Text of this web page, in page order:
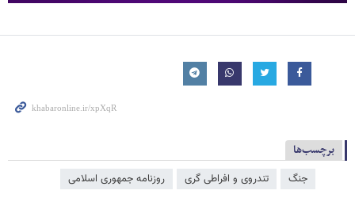
برچسب‌ها
جنگ تندروی و افراطی گری روزنامه جمهوری اسلامی